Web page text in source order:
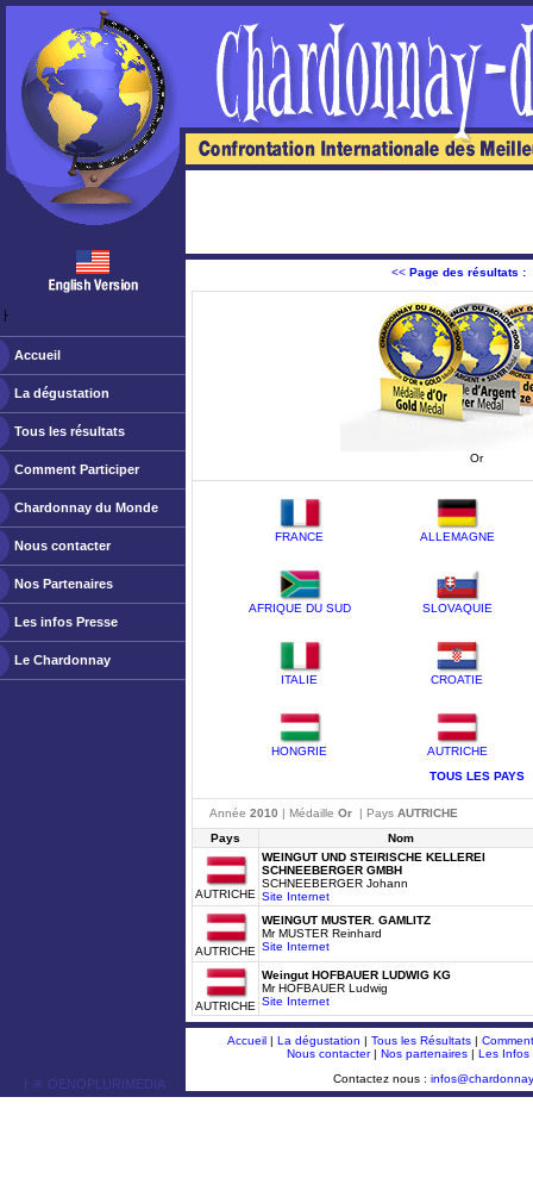
ￂﾠ
Accueil
La dégustation
Tous les résultats
Comment Participer
Chardonnay du Monde
Nous contacter
Nos Partenaires
Les infos Presse
Le Chardonnay
<< Page des résultats :
Or
FRANCE ALLEMAGNE
AFRIQUE DU SUD SLOVAQUIE
ITALIE CROATIE
HONGRIE
AUTRICHE
TOUS LES PAYS
Année 2010 | Médaille Or | Pays AUTRICHE
Pays
Nom
AUTRICHE
WEINGUT UND STEIRISCHE KELLEREI
SCHNEEBERGER GMBH
SCHNEEBERGER Johann
Site Internet
AUTRICHE
WEINGUT MUSTER. GAMLITZ
Mr MUSTER Reinhard
Site Internet
AUTRICHE
Weingut HOFBAUER LUDWIG KG
Mr HOFBAUER Ludwig
Site Internet
ￂﾮ OENOPLURIMEDIA
Accueil| La dégustation | Tous les Résultats|
Nous contacter| Nos partenaires| Les Infos
Contactez nous :